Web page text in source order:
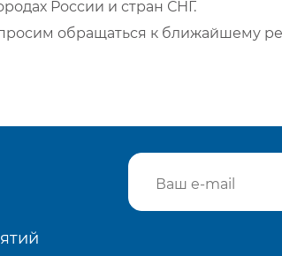
России и стран СНГ.
обращаться к ближайшему